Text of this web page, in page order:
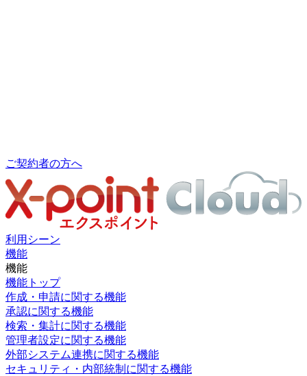
ご契約者の方へ
利用シーン
機能
機能
機能トップ
作成・申請に関する機能
承認に関する機能
検索・集計に関する機能
管理者設定に関する機能
外部システム連携に関する機能
セキュリティ・内部統制に関する機能